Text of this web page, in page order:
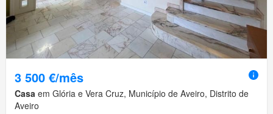
3 500 €/mês
Casa em Glória e Vera Cruz, Município de Aveiro, Distrito de
Aveiro